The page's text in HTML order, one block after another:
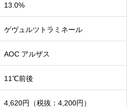
13.0%
ゲヴュルツトラミネール
AOC アルザス
11℃前後
4,620円（税抜：4,200円）